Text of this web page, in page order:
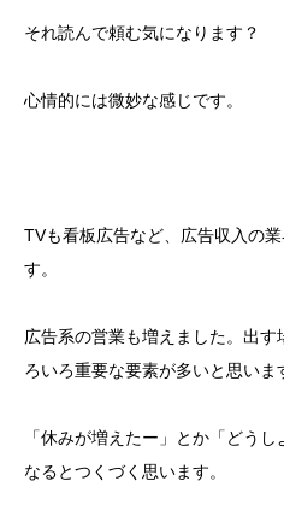
それ読んで頼む気になります？
心情的には微妙な感じです。
TVも看板広告など、広告収入の
す。
広告系の営業も増えました。出
ろいろ重要な要素が多いと思いま
「休みが増えたー」とか「どう
なるとつくづく思います。